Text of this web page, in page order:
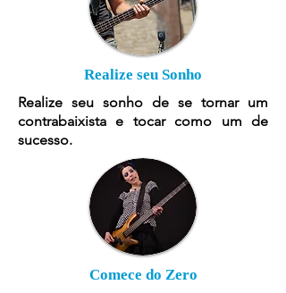
Realize seu Sonho
Realize seu sonho de se tornar um
contrabaixista e tocar como um de
sucesso.
Comece do Zero